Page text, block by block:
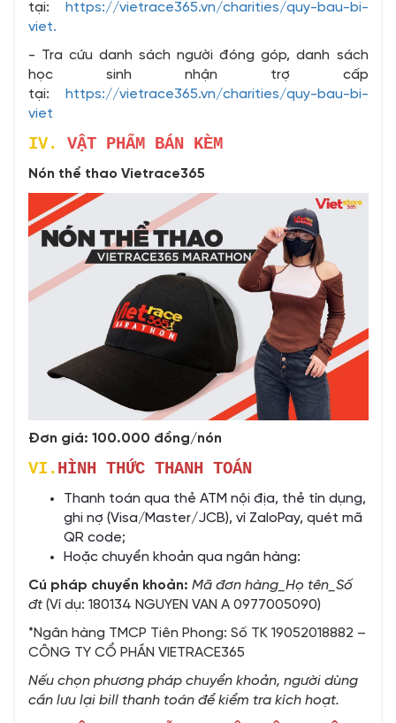
tại:
https://vietrace365.vn/charities/quy-bau-bi-
viet.
- Tra cứu danh sách người đóng góp, danh sách
học sinh nhận trợ cấp
tại:
https://vietrace365.vn/charities/quy-bau-bi-
viet
IV. VẬT PHẨM BÁN KÈM
Nón thể thao Vietrace365
Đơn giá: 100.000 đồng/nón
VI. HÌNH THỨC THANH TOÁN
Thanh toán qua thẻ ATM nội địa, thẻ tín dụng,
ghi nợ (Visa/Master/JCB), ví ZaloPay, quét mã
QR code;
Hoặc chuyển khoản qua ngân hàng:
Cú pháp chuyển khoản: Mã đơn hàng_Họ tên_Số
đt(Ví dụ: 180134 NGUYEN VAN A 0977005090)
*Ngân hàng TMCP Tiên Phong: Số TK 19052018882 –
CÔNG TY CỔ PHẦN VIETRACE365
Nếu chọn phương pháp chuyển khoản, người dùng
cần lưu lại bill thanh toán để kiểm tra kích hoạt.